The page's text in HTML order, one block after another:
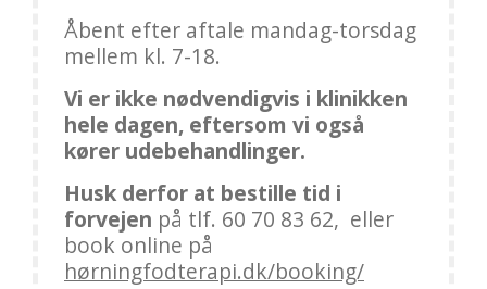
Åbent efter aftale mandag-torsdag
mellem kl. 7-18.
Vi er ikke nødvendigvis i klinikken
hele dagen, eftersom vi også
kører udebehandlinger.
Husk derfor at bestille tid i
forvejen på tlf. 60 70 83 62, eller
book online på
hørningfodterapi.dk/booking/